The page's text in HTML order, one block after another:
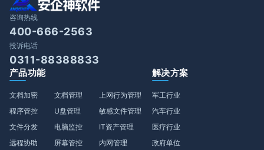
咨询热线
400-666-2563
投诉电话
0311-88388833
产品功能
文档加密
程序管控
文件分发
远程协助
文档管理
U盘管理
电脑监控
屏幕管控
上网行为管理
敏感文件管理
IT资产管理
内网管理
解决方案
军工行业
汽车行业
医疗行业
政府单位